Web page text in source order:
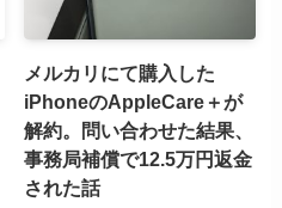
メルカリにて購入した
iPhoneのAppleCare＋が
解約。問い合わせた結果、
事務局補償で12.5万円返金
された話